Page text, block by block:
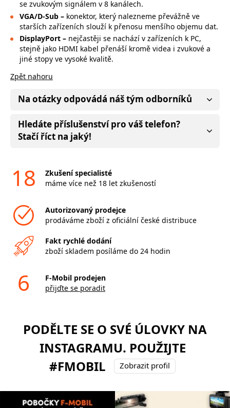
se zvukovým signálem v 8 kanálech.
VGA/D-Sub – konektor, který nalezneme převážně ve
starších zařízeních slouží k přenosu menšího objemu dat.
DisplayPort –nejčastěji se nachází v zařízeních k PC,
stejně jako HDMI kabel přenáší kromě videa i zvukové a
jiné stopy ve vysoké kvalitě.
Zpět nahoru
Na otázky odpovádá náš tým odborníků
Hledáte příslušenství pro váš telefon?
Stačí říct na jaký!
18
Zkušení specialisté
máme více než 18 let zkušeností
Autorizovaný prodejce
prodáváme zboží z oficiální české distribuce
Fakt rychlé dodání
zboží skladem posíláme do 24 hodin
6
F-Mobil prodejen
přijďte se poradit
PODĚLTE SE O SVÉ ÚLOVKY NA
INSTAGRAMU. POUŽIJTE
#FMOBIL
Zobrazit profil